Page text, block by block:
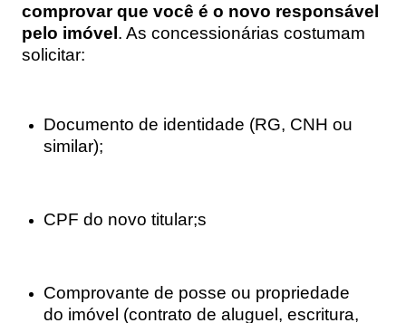
comprovar que você é o novo responsável
pelo imóvel. As concessionárias costumam
solicitar:
Documento de identidade (RG, CNH ou
similar);
CPF do novo titular;s
Comprovante de posse ou propriedade
do imóvel (contrato de aluguel, escritura,